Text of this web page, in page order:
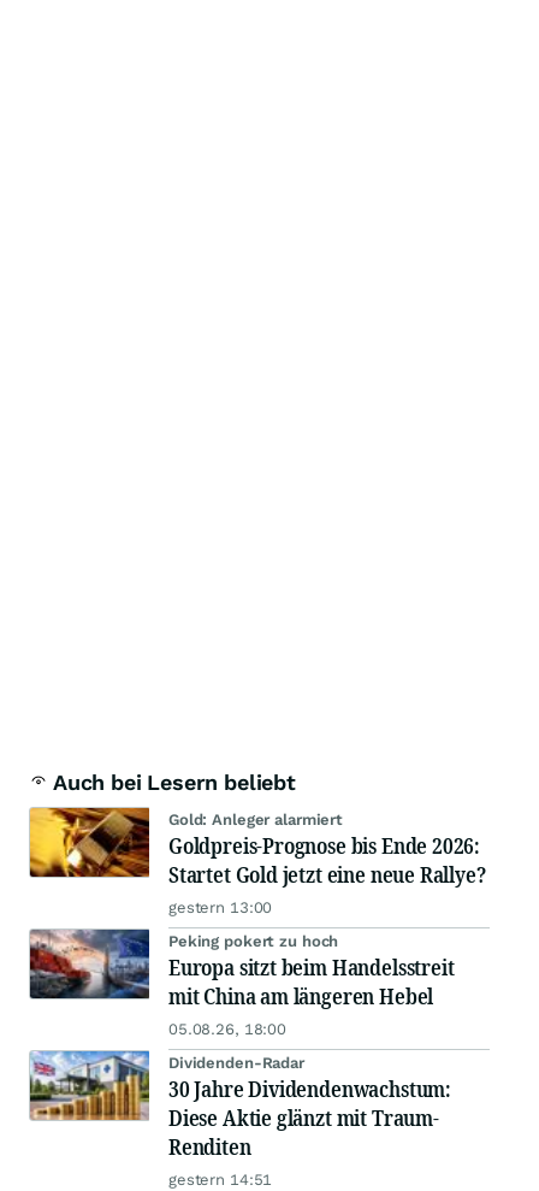
Auch bei Lesern beliebt
Gold: Anleger alarmiert
Goldpreis-Prognose bis Ende 2026:
Startet Gold jetzt eine neue Rallye?
gestern 13:00
Peking pokert zu hoch
Europa sitzt beim Handelsstreit
mit China am längeren Hebel
05.08.26, 18:00
Dividenden-Radar
30 Jahre Dividendenwachstum:
Diese Aktie glänzt mit Traum-
Renditen
gestern 14:51